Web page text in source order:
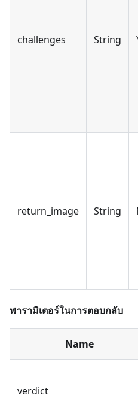
challenges String
return_image String
พารามิเตอร์ในการตอบกลับ
Name
verdict